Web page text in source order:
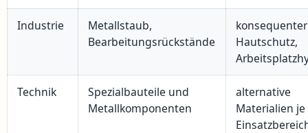
Industrie
Metallstaub,
Bearbeitungsrückstände
konsequenter
Hautschutz,
Technik
Spezialbauteile und
Metallkomponenten
alternative
Materialien